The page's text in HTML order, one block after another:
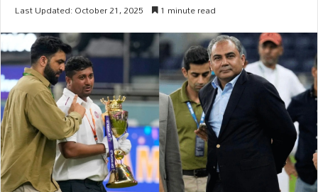
Last Updated: October 21, 2025
1 minute read